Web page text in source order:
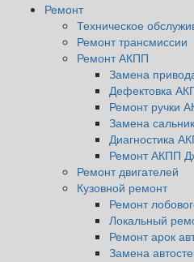
Ремонт
Техническое
Ремонт трансмиссии
Ремонт АКПП
Замена
Дефектовка
Ремонт ручки
Замена
Диагностика
Ремонт АКПП
Ремонт двигателей
Кузовной ремонт
Ремонт
Локальный
Ремонт арок
Замена